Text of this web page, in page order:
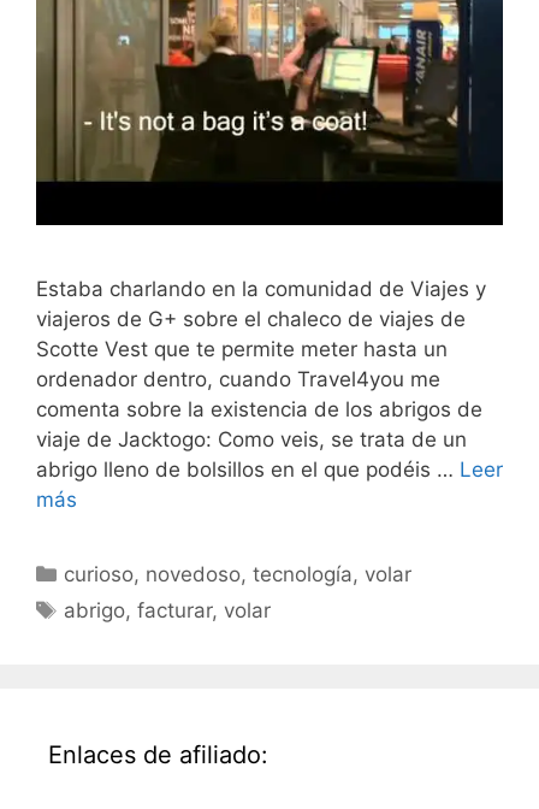
Estaba charlando en la comunidad de Viajes y
viajeros de G+ sobre el chaleco de viajes de
Scotte Vest que te permite meter hasta un
ordenador dentro, cuando Travel4you me
comenta sobre la existencia de los abrigos de
viaje de Jacktogo: Como veis, se trata de un
abrigo lleno de bolsillos en el que podéis … Leer
más
Categorías
curioso, novedoso,tecnología, volar
Etiquetas
abrigo,facturar, volar
Enlaces de afiliado: